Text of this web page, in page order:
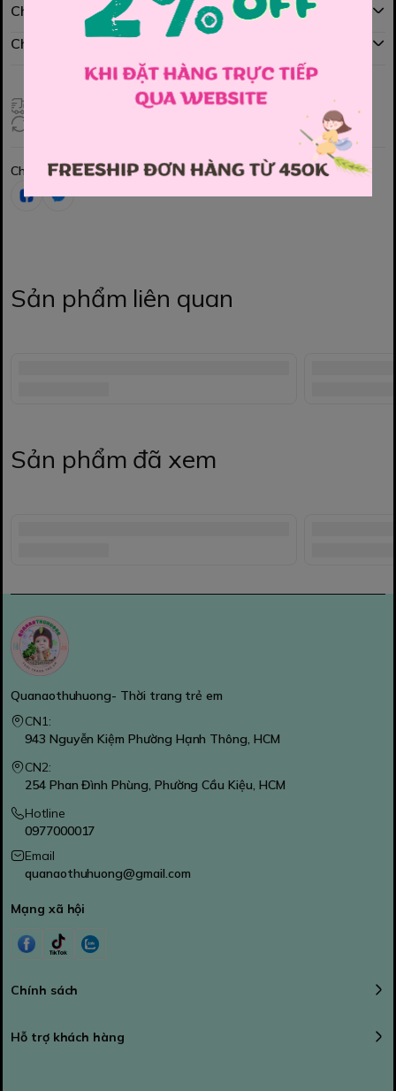
Chính sách mua hàng
Chính sách đổi hàng
Giao hàng toàn quốc
Chia sẻ
Sản phẩm liên quan
Sản phẩm đã xem
Quanaothuhuong- Thời trang trẻ em
CN1:
943 Nguyễn Kiệm Phường Hạnh Thông, HCM
CN2:
254 Phan Đình Phùng, Phường Cầu Kiệu, HCM
Hotline
0977000017
Email
quanaothuhuong@gmail.com
Mạng xã hội
Chính sách
Hỗ trợ khách hàng